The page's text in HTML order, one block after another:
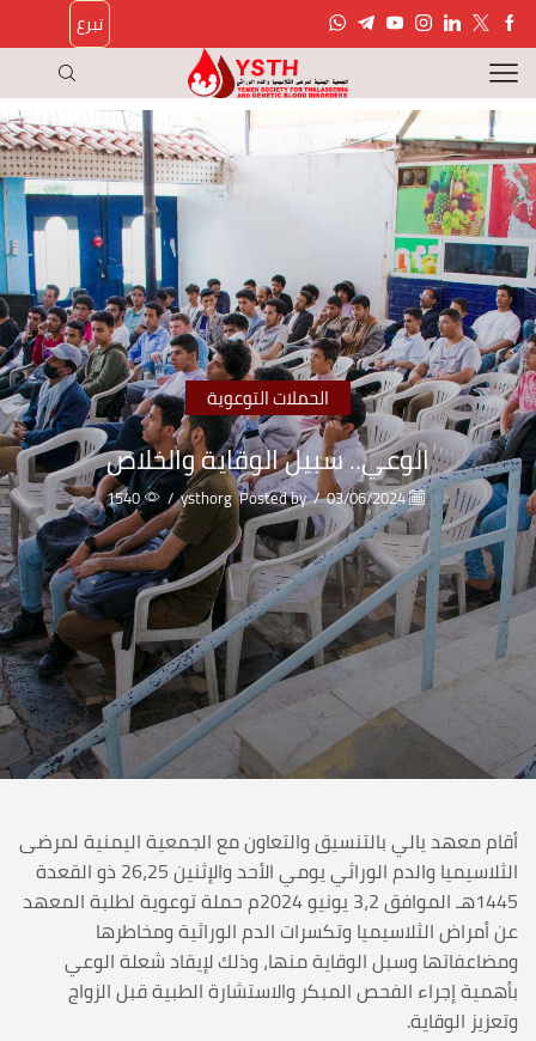
تبرع
الحملات التوعوية
الوعي.. سبيل الوقاية والخلاص
03/06/2024
/
Posted by
ysthorg
/
1540
أقام معهد يالي بالتنسيق والتعاون مع الجمعية اليمنية لمرضى
الثلاسيميا والدم الوراثي يومي الأحد والإثنين 26،25 ذو القعدة
1445هـ الموافق 3،2 يونيو 2024م حملة توعوية لطلبة المعهد
عن أمراض الثلاسيميا وتكسرات الدم الوراثية ومخاطرها
ومضاعفاتها وسبل الوقاية منها، وذلك لإيقاد شعلة الوعي
بأهمية إجراء الفحص المبكر والاستشارة الطبية قبل الزواج
وتعزيز الوقاية.